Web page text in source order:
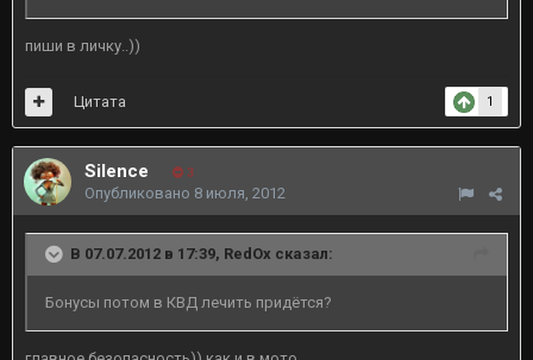
пиши в личку..))
1
Цитата
Silence 3
Опубликовано 8 июля, 2012
В 07.07.2012 в 17:39, RedOx сказал:
Бонусы потом в КВД лечить придётся?